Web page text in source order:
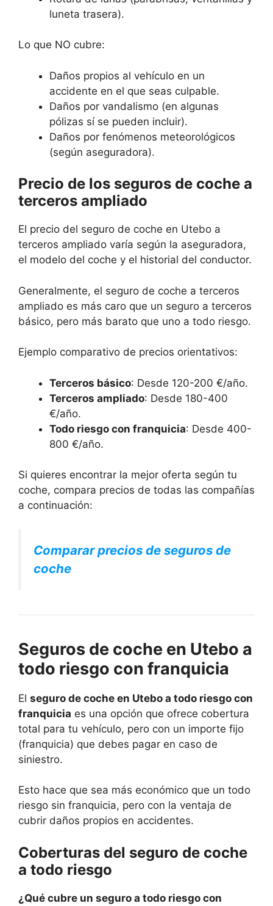
luneta trasera).
Lo que NO cubre:
Daños propios al vehículo en un
accidente en el que seas culpable.
Daños por vandalismo (en algunas
pólizas sí se pueden incluir).
Daños por fenómenos meteorológicos
(según aseguradora).
Precio de los seguros de coche a
terceros ampliado
El precio del seguro de coche en Utebo a
terceros ampliado varía según la aseguradora,
el modelo del coche y el historial del conductor.
Generalmente, el seguro de coche a terceros
ampliado es más caro que un seguro a terceros
básico, pero más barato que uno a todo riesgo.
Ejemplo comparativo de precios orientativos:
Terceros básico: Desde 120-200 €/año.
Terceros ampliado: Desde 180-400
€/año.
Todo riesgo con franquicia: Desde 400-
800 €/año.
Si quieres encontrar la mejor oferta según tu
coche, compara precios de todas las compañías
a continuación:
Comparar precios de seguros de
coche
Seguros de coche en Utebo a
todo riesgo con franquicia
El seguro de coche en Utebo a todo riesgo con
franquicia es una opción que ofrece cobertura
total para tu vehículo, pero con un importe fijo
(franquicia) que debes pagar en caso de
siniestro.
Esto hace que sea más económico que un todo
riesgo sin franquicia, pero con la ventaja de
cubrir daños propios en accidentes.
Coberturas del seguro de coche
a todo riesgo
¿Qué cubre un seguro a todo riesgo con